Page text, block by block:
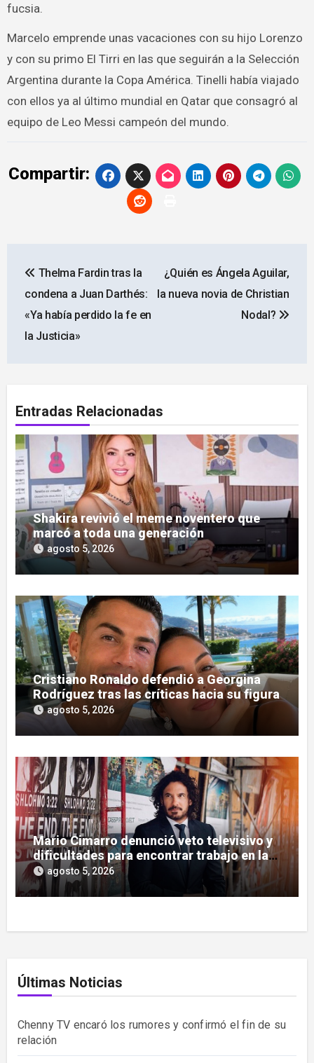
fucsia.
Marcelo emprende unas vacaciones con su hijo Lorenzo
y con su primo El Tirri en las que seguirán a la Selección
Argentina durante la Copa América. Tinelli había viajado
con ellos ya al último mundial en Qatar que consagró al
equipo de Leo Messi campeón del mundo.
Compartir:
de
entradas
Thelma Fardin tras la
condena a Juan Darthés:
«Ya había perdido la fe en
la Justicia»
¿Quién es Ángela Aguilar,
la nueva novia de Christian
Nodal?
Entradas Relacionadas
Shakira revivió el meme noventero que
marcó a toda una generación
agosto 5, 2026
Cristiano Ronaldo defendió a Georgina
Rodríguez tras las críticas hacia su figura
agosto 5, 2026
Mario Cimarro denunció veto televisivo y
dificultades para encontrar trabajo en la
actuación
agosto 5, 2026
Últimas Noticias
Chenny TV encaró los rumores y confirmó el fin de su
relación